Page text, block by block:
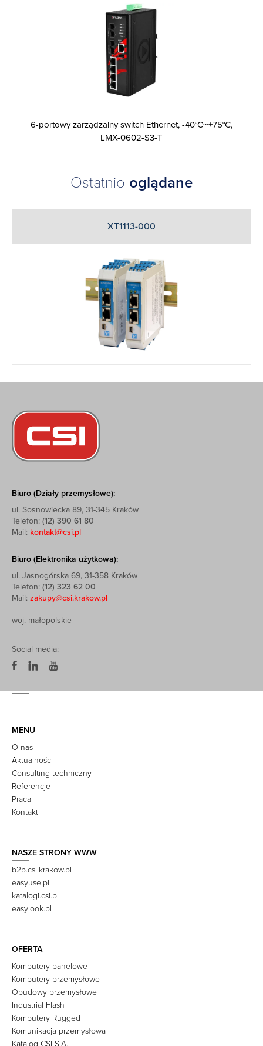
6-portowy zarządzalny switch Ethernet, -40°C~+75°C,
LMX-0602-S3-T
Ostatnio oglądane
XT1113-000
Biuro (Działy przemysłowe):
ul. Sosnowiecka 89, 31-345 Kraków
Telefon: (12) 390 61 80
Mail: kontakt@csi.pl
Biuro (Elektronika użytkowa):
ul. Jasnogórska 69, 31-358 Kraków
Telefon: (12) 323 62 00
Mail: zakupy@csi.krakow.pl
woj. małopolskie
Social media:
MENU
O nas
Aktualności
Consulting techniczny
Referencje
Praca
Kontakt
NASZE STRONY WWW
b2b.csi.krakow.pl
easyuse.pl
katalogi.csi.pl
easylook.pl
OFERTA
Komputery panelowe
Komputery przemysłowe
Obudowy przemysłowe
Industrial Flash
Komputery Rugged
Komunikacja przemysłowa
Katalog CSI S.A.